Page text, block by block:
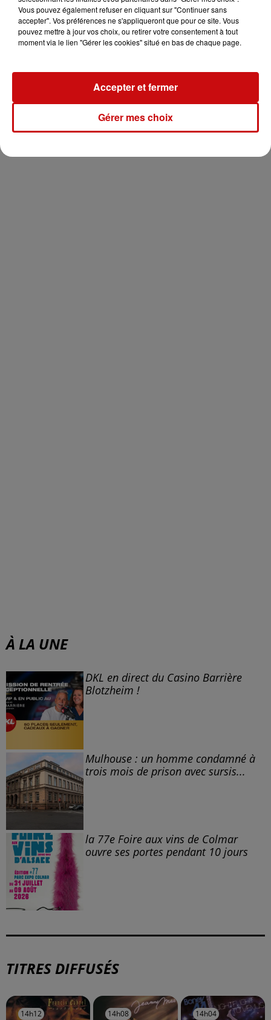
Côté vie privée, Robbie Williams est marié à l'actrice
turco-améri­caine Ayda Field depuis 2010. Ils ont une fille,
Theo­dora Rose, née le 18 septembre 2012. La famille
deuxième enfant, un garçon, prénommé Charl­ton Valen­
À LA UNE
DKL en direct du Casino Barrière
Blotzheim !
Mulhouse : un homme condamné à
trois mois de prison avec sursis...
la 77e Foire aux vins de Colmar
ouvre ses portes pendant 10 jours
TITRES DIFFUSÉS
14h12
14h12 14h08
14h08 14h04
14h04
Vous pouvez également refuser en cliquant sur "Continuer sans
accepter". Vos préférences ne s'appliqueront que pour ce site. Vous
pouvez mettre à jour vos choix, ou retirer votre consentement à tout
moment via le lien "Gérer les cookies" situé en bas de chaque page.
Gérer mes choix
Accepter et fermer